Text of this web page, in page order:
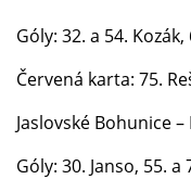
Góly: 32. a 54.
Červená karta: 75.
Jaslovské Bohunice
Góly: 30. Janso, 55.